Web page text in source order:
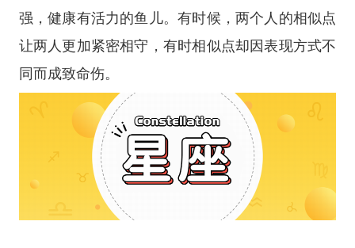
强，健康有活力的鱼儿。有时候，两个人的相似点
让两人更加紧密相守，有时相似点却因表现方式不
同而成致命伤。